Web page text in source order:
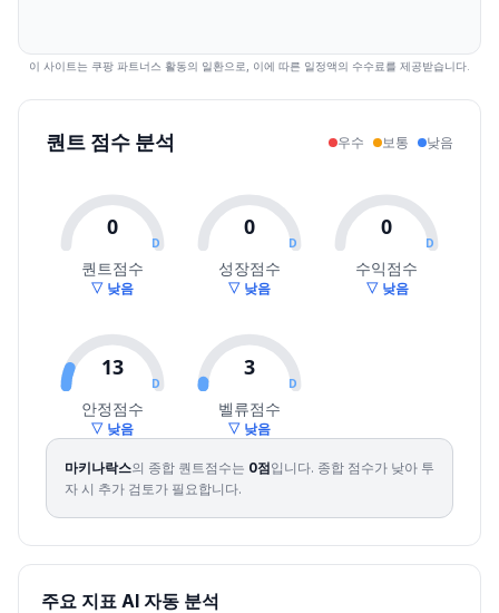
2026.07.27
2550029150247502675010.31 3198983
2026.07.30
2350024500
1496303
2026.08.03
2050020900 19480200000.05
920860
2026.08.04
21600 23900 21150 22950 14.75
2616171
2026.08.05
2480029800 238502980029.85
4593593
2026.08.06
30800 2875031350 6153106
이 사이트는 쿠팡 파트너스 활동의 일환으로, 이에 따른 일정액의 수수료를 제공받습니다.
퀀트 점수 분석 우수 보통 낮음
0
D
퀀트점수
▽ 낮음
0
D
성장점수
▽ 낮음
0
D
수익점수
▽ 낮음
13
D
안정점수
▽ 낮음
3
D
벨류점수
▽ 낮음
마키나락스의 종합 퀀트점수는 0점입니다. 종합 점수가 낮아 투
자 시 추가 검토가 필요합니다.
주요 지표 AI 자동 분석